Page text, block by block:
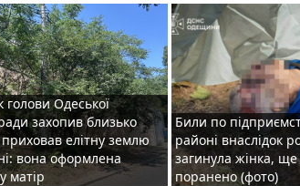
голови Одеської
захопив близько
приховав елітну землю
вона оформлена
матір
Били по
районі внаслідок
загинула жінка, ще
поранено (фото)